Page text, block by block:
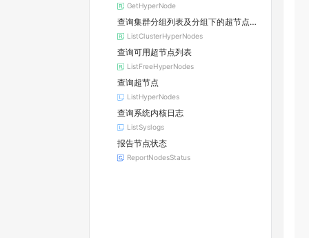
GetHyperNode
查询集群分组列表及分组下的超节点列表
ListClusterHyperNodes
查询可用超节点列表
ListFreeHyperNodes
查询超节点
ListHyperNodes
查询系统内核日志
ListSyslogs
报告节点状态
ReportNodesStatus